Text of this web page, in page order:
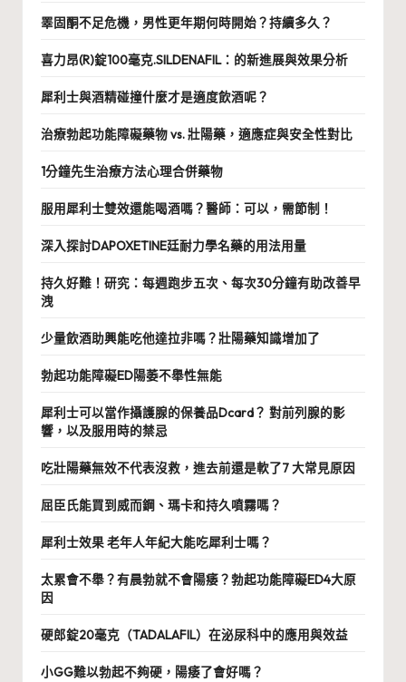
睪固酮不足危機，男性更年期何時開始？持續多久？
喜力昂(R)錠100毫克.SILDENAFIL：的新進展與效果分析
犀利士與酒精碰撞什麼才是適度飲酒呢？
治療勃起功能障礙藥物 vs. 壯陽藥，適應症與安全性對比
1分鐘先生治療方法心理合併藥物
服用犀利士雙效還能喝酒嗎？醫師：可以，需節制！
深入探討DAPOXETINE廷耐力學名藥的用法用量
持久好難！研究：每週跑步五次、每次30分鐘有助改善早
洩
少量飲酒助興能吃他達拉非嗎？壯陽藥知識增加了
勃起功能障礙ED陽萎不舉性無能
犀利士可以當作攝護腺的保養品Dcard？ 對前列腺的影
響，以及服用時的禁忌
吃壯陽藥無效不代表沒救，進去前還是軟了7 大常見原因
屈臣氏能買到威而鋼、瑪卡和持久噴霧嗎？
犀利士效果 老年人年紀大能吃犀利士嗎？
太累會不舉？有晨勃就不會陽痿？勃起功能障礙ED4大原
因
硬郎錠20毫克（TADALAFIL）在泌尿科中的應用與效益
小GG難以勃起不夠硬，陽痿了會好嗎？